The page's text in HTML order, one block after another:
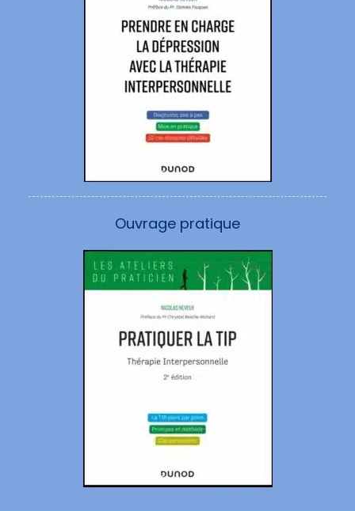
Ouvrage pratique